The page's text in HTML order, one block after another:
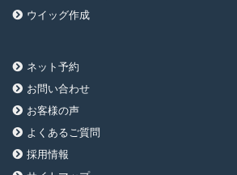
ウイッグ作成
ネット予約
お問い合わせ
お客様の声
よくあるご質問
採用情報